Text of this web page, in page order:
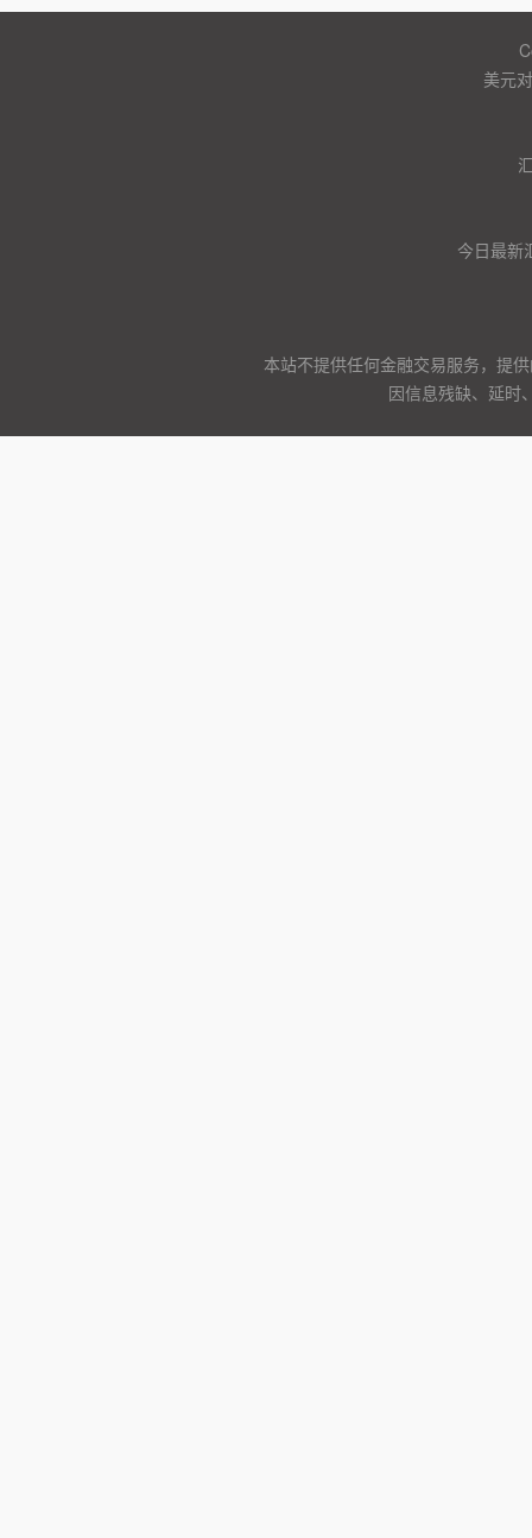
美元
今日最新
本站不提供任何金融交易服务，提
因信息残缺、延时